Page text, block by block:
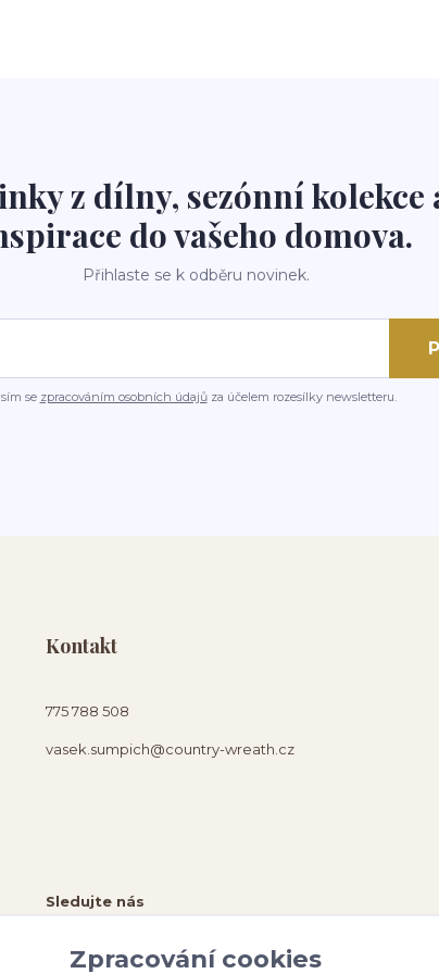
z dílny, sezónní kolekce
do vašeho domova.
Přihlaste se k odběru novinek.
se zpracováním osobních údajůza účelem rozesílky newsletteru.
Kontakt
775 788 508
vasek.sumpich@country-wreath.cz
Sledujte nás
Zpracování cookies